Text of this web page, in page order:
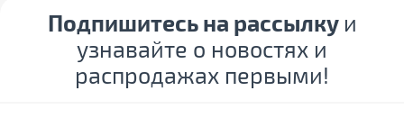
Подпишитесь на рассылку и
узнавайте о новостях и
распродажах первыми!